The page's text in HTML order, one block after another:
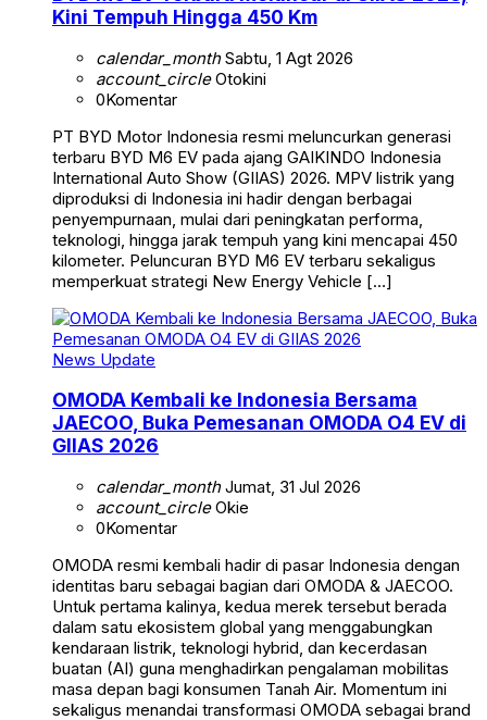
Kini Tempuh Hingga 450 Km
calendar_monthSabtu, 1 Agt 2026
account_circleOtokini
0Komentar
PT BYD Motor Indonesia resmi meluncurkan generasi
terbaru BYD M6 EV pada ajang GAIKINDO Indonesia
International Auto Show (GIIAS) 2026. MPV listrik yang
diproduksi di Indonesia ini hadir dengan berbagai
penyempurnaan, mulai dari peningkatan performa,
teknologi, hingga jarak tempuh yang kini mencapai 450
kilometer. Peluncuran BYD M6 EV terbaru sekaligus
memperkuat strategi New Energy Vehicle […]
News Update
OMODA Kembali ke Indonesia Bersama
JAECOO, Buka Pemesanan OMODA O4 EV di
GIIAS 2026
calendar_monthJumat, 31 Jul 2026
account_circleOkie
0Komentar
OMODA resmi kembali hadir di pasar Indonesia dengan
identitas baru sebagai bagian dari OMODA & JAECOO.
Untuk pertama kalinya, kedua merek tersebut berada
dalam satu ekosistem global yang menggabungkan
kendaraan listrik, teknologi hybrid, dan kecerdasan
buatan (AI) guna menghadirkan pengalaman mobilitas
masa depan bagi konsumen Tanah Air. Momentum ini
sekaligus menandai transformasi OMODA sebagai brand